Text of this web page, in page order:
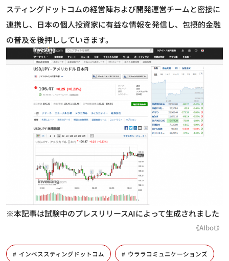
スティングドットコムの経営陣および開発運営チームと密接に
連携し、日本の個人投資家に有益な情報を発信し、包摂的金融
の普及を後押ししていきます。
※本記事は試験中のプレスリリースAIによって生成されました
《AIbot》
インベススティングドットコム ウララコミュニケーションズ